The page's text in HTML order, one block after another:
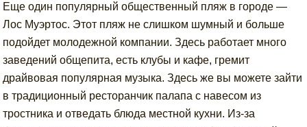
Еще один популярный общественный пляж в городе —
Лос Муэртос. Этот пляж не слишком шумный и больше
подойдет молодежной компании. Здесь работает много
заведений общепита, есть клубы и кафе, гремит
драйвовая популярная музыка. Здесь же вы можете зайти
в традиционный ресторанчик палапа с навесом из
тростника и отведать блюда местной кухни. Из-за